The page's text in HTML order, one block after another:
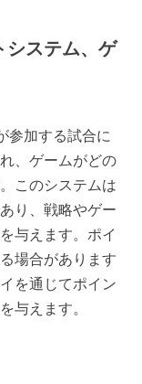
システム、ゲ
参加する試合に
、ゲームがどの
このシステムは
り、戦略やゲー
与えます。ポイ
場合があります
を通じてポイン
与えます。